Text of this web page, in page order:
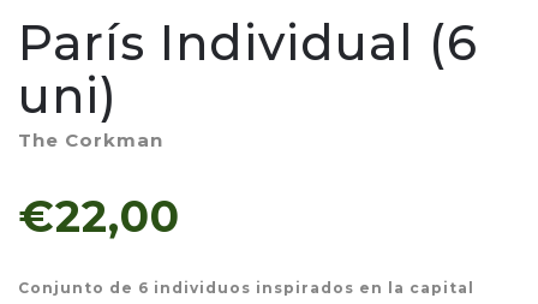
París Individual (6
uni)
The Corkman
€22,00
Conjunto de 6 individuos inspirados en la capital